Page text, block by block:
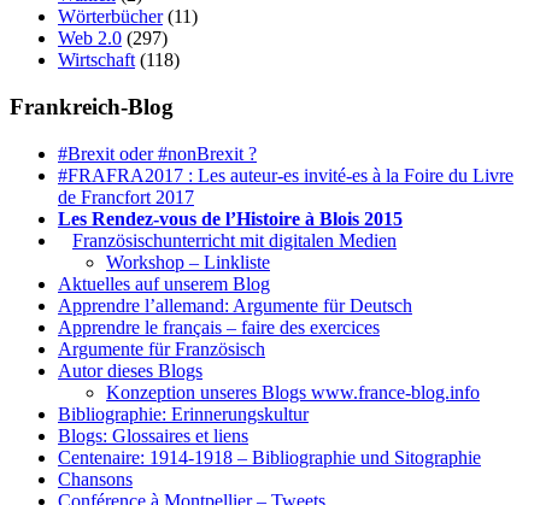
Wörterbücher(11)
Web 2.0 (297)
Wirtschaft (118)
Frankreich-Blog
#Brexit oder #nonBrexit ?
#FRAFRA2017 : Les auteur-es invité-es à la Foire du Livre
de Francfort 2017
Les Rendez-vous de l’Histoire à Blois 2015
Französischunterricht mit digitalen Medien
Workshop – Linkliste
Aktuelles auf unserem Blog
Apprendre l’allemand: Argumente für Deutsch
Apprendre le français – faire des exercices
Argumente für Französisch
Autor dieses Blogs
Konzeption unseres Blogs www.france-blog.info
Bibliographie: Erinnerungskultur
Blogs: Glossaires et liens
Centenaire: 1914-1918 – Bibliographie und Sitographie
Chansons
Conférence à Montpellier – Tweets